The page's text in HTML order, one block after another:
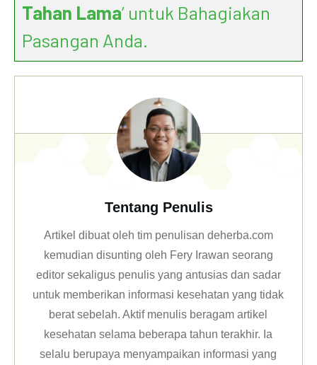
Tahan Lama’ untuk Bahagiakan
Pasangan Anda.
Tentang Penulis
Artikel dibuat oleh tim penulisan deherba.com
kemudian disunting oleh Fery Irawan seorang
editor sekaligus penulis yang antusias dan sadar
untuk memberikan informasi kesehatan yang tidak
berat sebelah. Aktif menulis beragam artikel
kesehatan selama beberapa tahun terakhir. Ia
selalu berupaya menyampaikan informasi yang